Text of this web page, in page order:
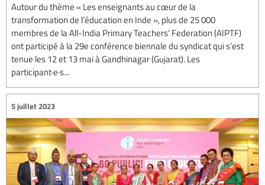
Autour du thème « Les enseignants au cœur de la
transformation de l’éducation en Inde », plus de 25 000
membres de la All-India Primary Teachers’ Federation (AIPTF)
ont participé à la 29e conférence biennale du syndicat qui s’est
tenue les 12 et 13 mai à Gandhinagar (Gujarat). Les
participant·e·s...
5 juillet 2023